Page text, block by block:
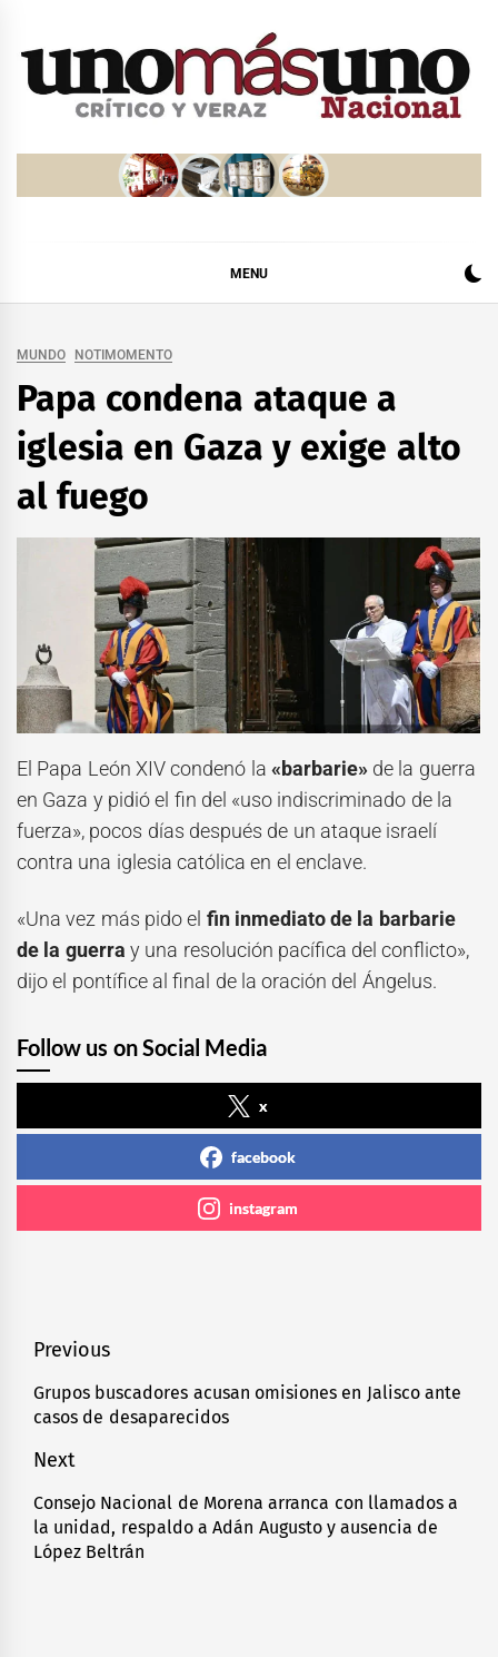
MENU
MUNDO NOTIMOMENTO
Papa condena ataque a
iglesia en Gaza y exige alto
al fuego
El Papa León XIV condenó la «barbarie»de la guerra
en Gaza y pidió el fin del «uso indiscriminado de la
fuerza», pocos días después de un ataque israelí
contra una iglesia católica en el enclave.
«Una vez más pido el fin inmediato de la barbarie
de la guerra y una resolución pacífica del conflicto»,
dijo el pontífice al final de la oración del Ángelus.
Follow us on Social Media
x
facebook
instagram
Navegación
de
entradas
Previous
Previous
post:
Grupos buscadores acusan omisiones en Jalisco ante
casos de desaparecidos
Next
Next
post:
Consejo Nacional de Morena arranca con llamados a
la unidad, respaldo a Adán Augusto y ausencia de
López Beltrán